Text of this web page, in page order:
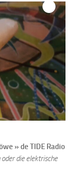
» de TIDE Radio
die elektrische